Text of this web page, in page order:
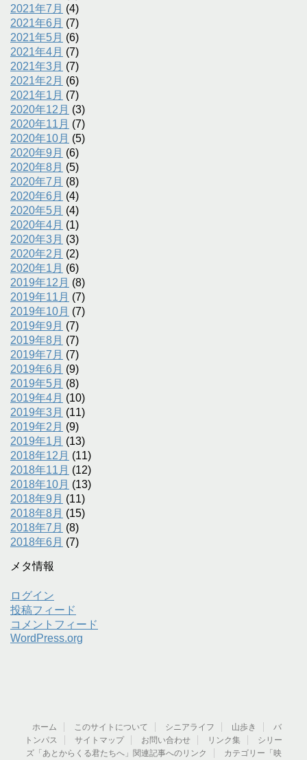
2021年7月 (4)
2021年6月 (7)
2021年5月 (6)
2021年4月 (7)
2021年3月 (7)
2021年2月 (6)
2021年1月 (7)
2020年12月 (3)
2020年11月 (7)
2020年10月 (5)
2020年9月 (6)
2020年8月 (5)
2020年7月 (8)
2020年6月 (4)
2020年5月 (4)
2020年4月 (1)
2020年3月 (3)
2020年2月 (2)
2020年1月 (6)
2019年12月 (8)
2019年11月 (7)
2019年10月 (7)
2019年9月 (7)
2019年8月 (7)
2019年7月 (7)
2019年6月 (9)
2019年5月 (8)
2019年4月 (10)
2019年3月 (11)
2019年2月 (9)
2019年1月 (13)
2018年12月 (11)
2018年11月 (12)
2018年10月 (13)
2018年9月 (11)
2018年8月 (15)
2018年7月 (8)
2018年6月 (7)
メタ情報
ログイン
投稿フィード
コメントフィード
WordPress.org
ホーム このサイトについて シニアライフ 山歩き
バ
トンパス
サイトマップ お問い合わせ リンク集
シリー
ズ「あとからくる君たちへ」関連記事へのリンク
カテゴリー「映